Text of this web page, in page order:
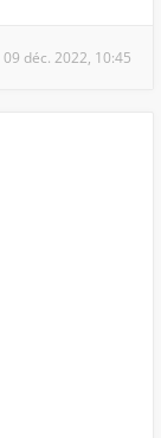
09 déc. 2022, 10:45